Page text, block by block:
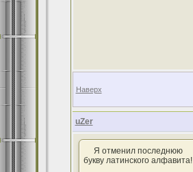
Наверх
uZer
Я отменил последнюю
букву латинского алфавита!